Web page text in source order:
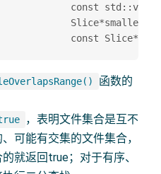
const
函数的
，表明文件集合是互不
可能有交集的文件集合，
就返回true；对于有序、